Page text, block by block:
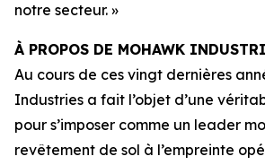
notre secteur. »
À PROPOS DE MOHAWK
Au cours de ces vingt dernières
Industries a fait l’objet d’une
pour s’imposer comme un leader
revêtement de sol à l’empreinte